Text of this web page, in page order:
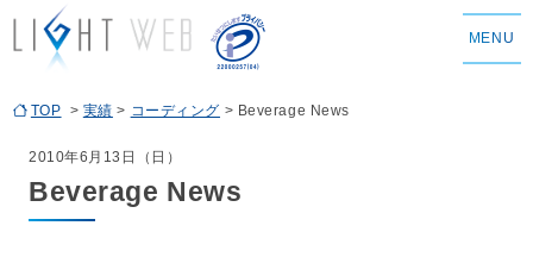
MENU
TOP > 実績 > コーディング > Beverage News
2010年6月13日（日）
Beverage News